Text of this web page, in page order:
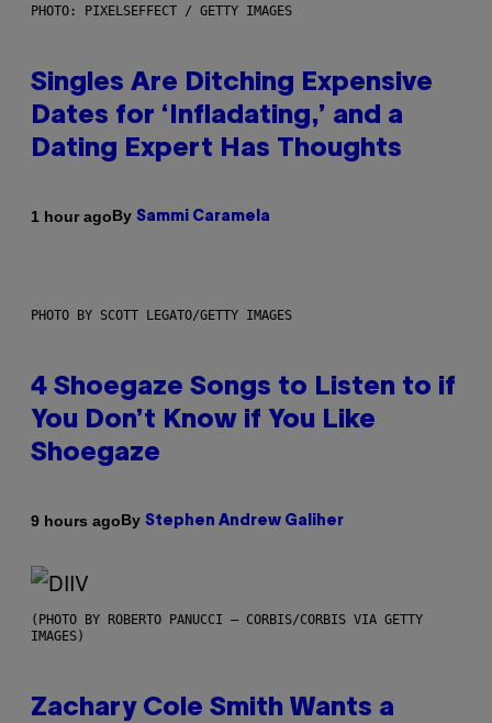
PHOTO: PIXELSEFFECT / GETTY IMAGES
Singles Are Ditching Expensive
Dates for ‘Infladating,’ and a
Dating Expert Has Thoughts
1 hour agoBy Sammi Caramela
PHOTO BY SCOTT LEGATO/GETTY IMAGES
4 Shoegaze Songs to Listen to if
You Don’t Know if You Like
Shoegaze
9 hours agoBy Stephen Andrew Galiher
(PHOTO BY ROBERTO PANUCCI – CORBIS/CORBIS VIA GETTY
IMAGES)
Zachary Cole Smith Wants a